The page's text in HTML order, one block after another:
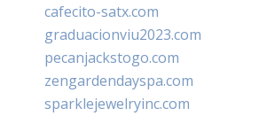
cafecito-satx.com
graduacionviu2023.com
pecanjackstogo.com
zengardendayspa.com
sparklejewelryinc.com